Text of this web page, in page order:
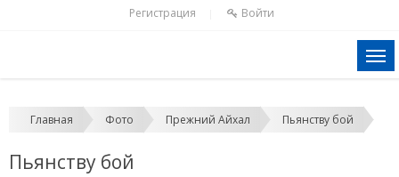
Регистрация Войти
Главная Фото Прежний Айхал Пьянству бой
Пьянству бой